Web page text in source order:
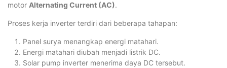
motor Alternating Current (AC).
Proses kerja inverter terdiri dari beberapa tahapan:
Panel surya menangkap energi matahari.
Energi matahari diubah menjadi listrik DC.
Solar pump inverter menerima daya DC tersebut.